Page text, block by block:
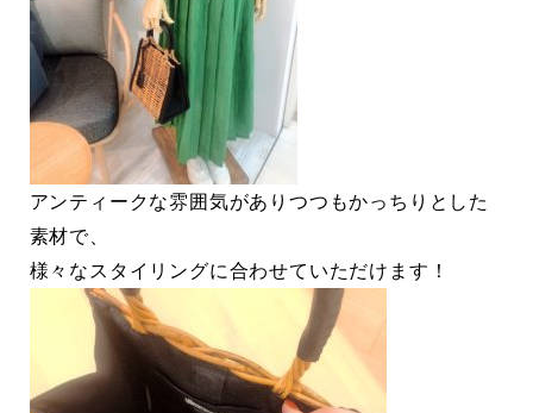
アンティークな雰囲気がありつつもかっちりとした
素材で、
様々なスタイリングに合わせていただけます！